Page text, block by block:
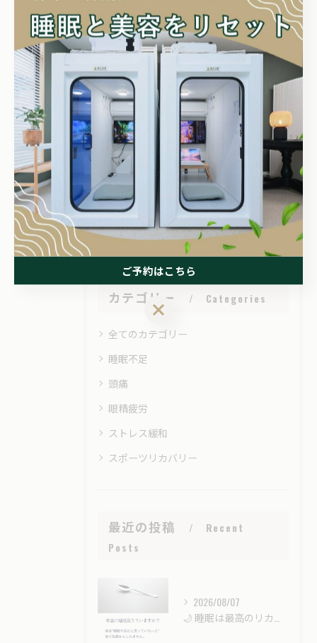
< 前のページ 一覧に戻る 次のページ >
関連タグ
#酸素カプセル #酸素ボックス
#疲労回復
#堺市
#深井
カテゴリー Categories
全てのカテゴリー
睡眠不足
頭痛
眼精疲労
ストレス緩和
スポーツリカバリー
最近の投稿
Recent
Posts
2026/08/07
🌙 睡眠は最高のリカバリー時間。
ご予約はこちら
ご予約はこちら